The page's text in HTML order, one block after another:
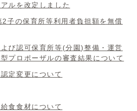
ルを改定しました
子の保育所等利用者負担額を無償
び認可保育所等(分園)整備・運営
プロポーザルの審査結果について
定変更について
食食材について